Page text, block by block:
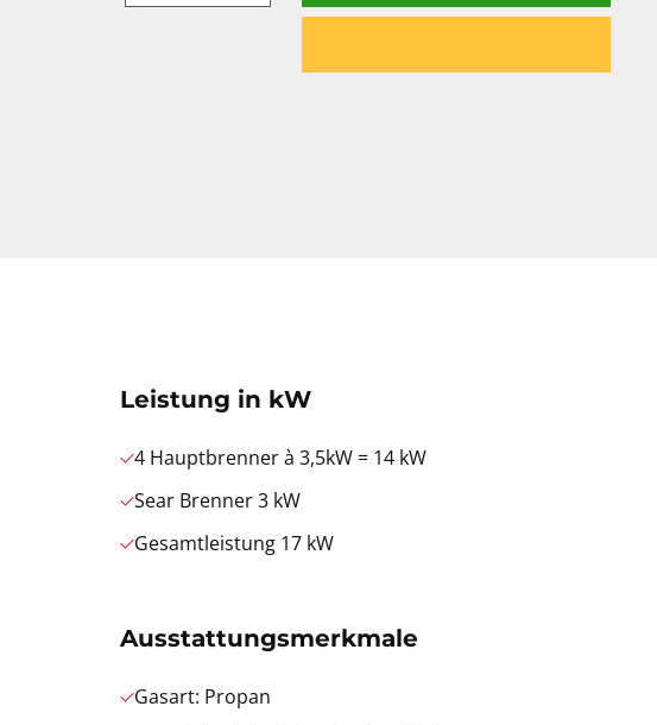
Leistung in kW
4 Hauptbrenner à 3,5kW = 14 kW
Sear Brenner 3 kW
Gesamtleistung 17 kW
Ausstattungsmerkmale
Gasart: Propan